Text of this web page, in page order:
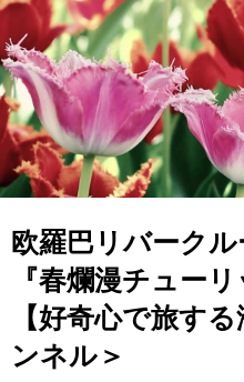
欧羅巴リバーク
『春爛漫チュー
【好奇心で旅す
ンネル＞